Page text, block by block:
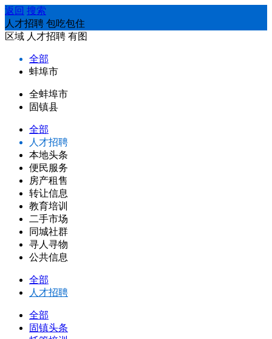
返回 搜索
人才招聘 包吃包住
区域 人才招聘 有图
全部
蚌埠市
全蚌埠市
固镇县
全部
人才招聘
本地头条
便民服务
房产租售
转让信息
教育培训
二手市场
同城社群
寻人寻物
公共信息
全部
人才招聘
全部
固镇头条